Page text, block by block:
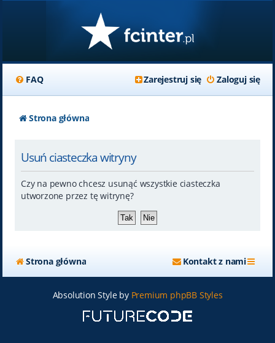
FAQ Zaloguj się
Zarejestruj się
Strona główna
Usuń ciasteczka witryny
Czy na pewno chcesz usunąć wszystkie ciasteczka
utworzone przez tę witrynę?
Strona główna Kontakt z nami
Absolution Style by Premium phpBB Styles